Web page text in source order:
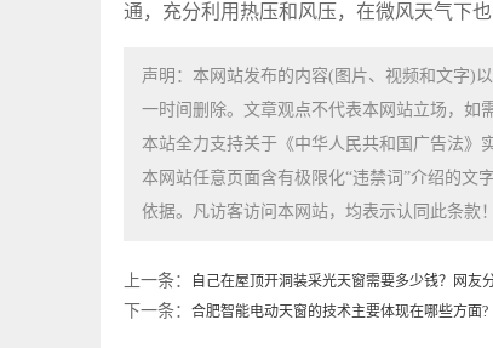
通，充分利用热压和风压，在微风天气下也
声明：本网站发布的内容(图片、视频和文字)
一时间删除。文章观点不代表本网站立场，如
本站全力支持关于《中华人民共和国广告法》
本网站任意页面含有极限化“违禁词”介绍的文
依据。凡访客访问本网站，均表示认同此条款！
上一条： 自己在屋顶开洞装采光天窗需要多少钱？网友
下一条： 合肥智能电动天窗的技术主要体现在哪些方面?